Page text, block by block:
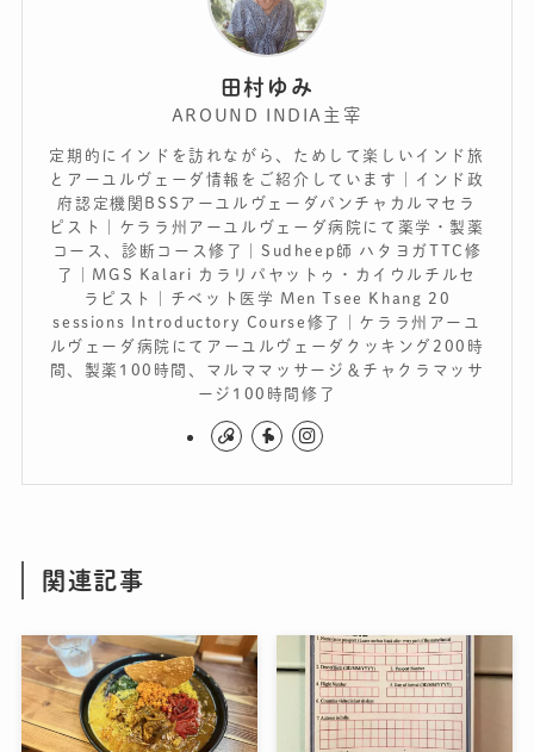
田村ゆみ
AROUND INDIA主宰
定期的にインドを訪れながら、ためして楽しいインド旅
とアーユルヴェーダ情報をご紹介しています｜インド政
府認定機関BSSアーユルヴェーダパンチャカルマセラ
ピスト｜ケララ州アーユルヴェーダ病院にて薬学・製薬
コース、診断コース修了｜Sudheep師 ハタヨガTTC修
了｜MGS Kalari カラリパヤットゥ・カイウルチルセ
ラピスト｜チベット医学 Men Tsee Khang 20
sessions Introductory Course修了｜ケララ州アーユ
ルヴェーダ病院にてアーユルヴェーダクッキング200時
間、製薬100時間、マルママッサージ＆チャクラマッサ
ージ100時間修了
関連記事